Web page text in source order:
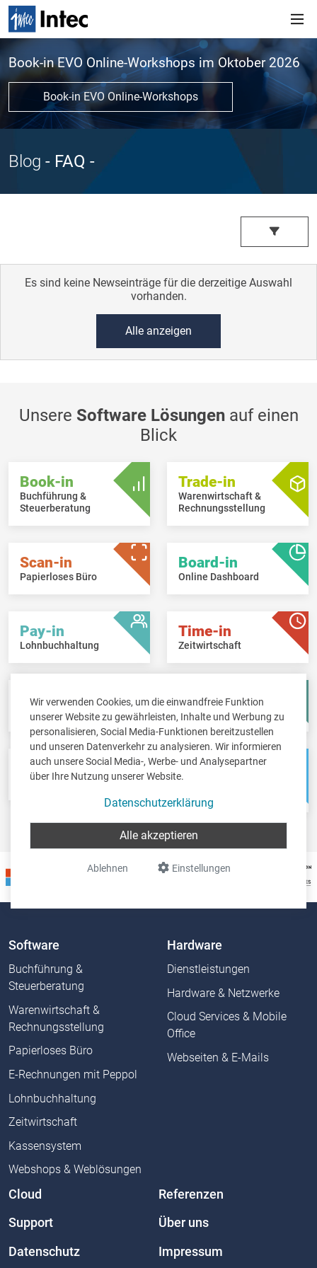
Wir verwenden Cookies, um die einwandfreie Funktion
unserer Website zu gewährleisten, Inhalte und Werbung zu
personalisieren, Social Media-Funktionen bereitzustellen
und unseren Datenverkehr zu analysieren. Wir informieren
auch unsere Social Media-, Werbe- und Analysepartner
über Ihre Nutzung unserer Website.
Datenschutzerklärung
Einstellungen
Ablehnen
Alle akzeptieren
Book-in EVO Online-Workshops im Oktober 2026
Book-in EVO Online-Workshops
Blog - FAQ -
Es sind keine Newseinträge für die derzeitige Auswahl
vorhanden.
Alle anzeigen
Unsere Software Lösungenauf einen
Blick
Book-in
Buchführung &
Steuerberatung
Trade-in
Warenwirtschaft &
Rechnungsstellung
Scan-in
Papierloses Büro
Board-in
Online Dashboard
Pay-in
Lohnbuchhaltung
Time-in
Zeitwirtschaft
Fisc-in
Steuererklärungen
Account-in
Jahresabschlüsse
Pos-in
Kassensystem
Net-in
Webshops &
Software
Buchführung &
Steuerberatung
Warenwirtschaft &
Rechnungsstellung
Papierloses Büro
E-Rechnungen mit Peppol
Lohnbuchhaltung
Zeitwirtschaft
Kassensystem
Webshops & Weblösungen
Hardware
Dienstleistungen
Hardware & Netzwerke
Cloud Services & Mobile
Office
Webseiten & E-Mails
Cloud Referenzen
Support Über uns
Datenschutz Impressum